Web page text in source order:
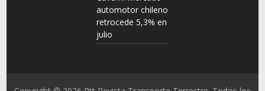
automotor chileno
retrocede 5,3% en
julio